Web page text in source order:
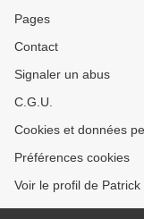
Pages
Contact
Signaler un abus
C.G.U.
Cookies et données
Préférences cookies
Voir le profil de